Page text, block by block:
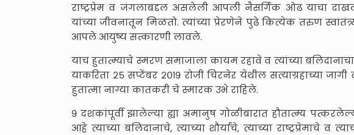
राष्ट्रप्रेम व जंगलाबद्दल असलेली आपली नैसर्गिक ओढ याचा
यांच्या जीवनातून मिळतो. त्यांच्या प्रेरणेने पुढे कित्येक तरुण
आपले आयुष्य सत्कारणी लावले.
याच हुतात्म्याचे स्मरण समाजाला कायम रहावे व त्यांच्या
याकरिता २५ सप्टेंबर २०१९ रोजी चिरनेर येथील सत्याग्रहाच्या
हुतात्मा नाग्या कातकरी चे स्मारक उभे राहिले.
९ दशकांपूर्वी झालेल्या ह्या अमानुष गोळीबारात हौतात्म्य
आहे त्याच्या बलिदानाचे, त्याच्या शौर्याचे, त्याच्या राष्ट्रप्रेमाचे व